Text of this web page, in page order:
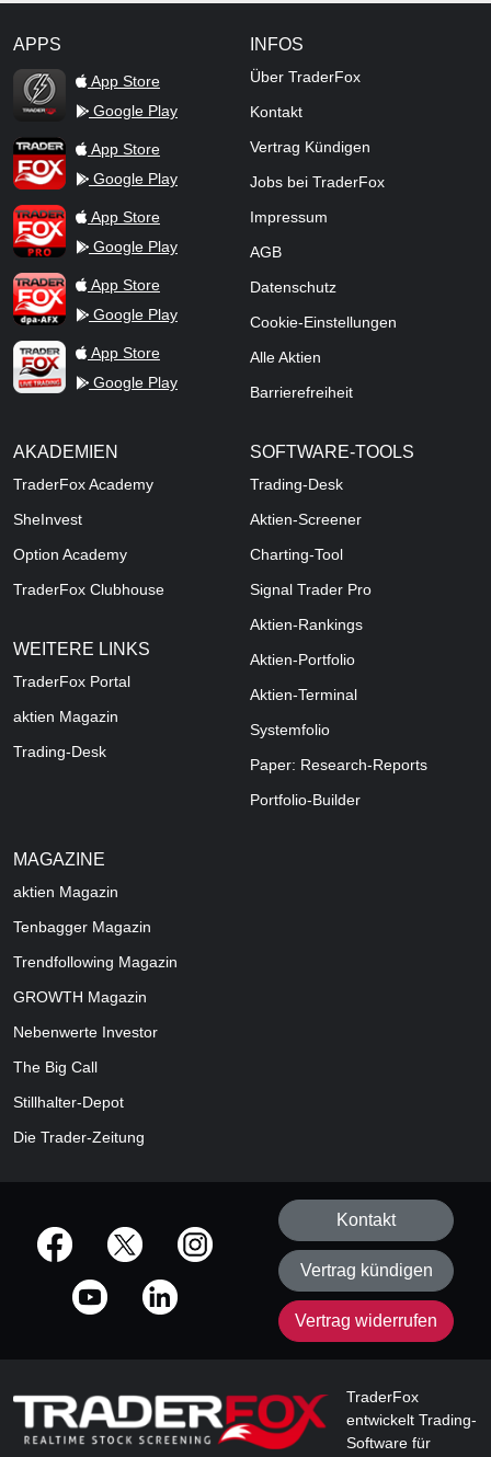
APPS
TraderFox Flash
App Store
Google Play
TraderFox AppApp Store
Google Play
TraderFox ProApp Store
Google Play
TraderFox dpa-AFX ProFeed
App Store
Google Play
TraderFox Live Trading
App Store
Google Play
INFOS
Über TraderFox
Kontakt
Vertrag Kündigen
Jobs bei TraderFox
Impressum
AGB
Datenschutz
Cookie-Einstellungen
Alle Aktien
Barrierefreiheit
AKADEMIEN
TraderFox Academy
SheInvest
Option Academy
TraderFox Clubhouse
WEITERE LINKS
TraderFox Portal
aktien Magazin
Trading-Desk
SOFTWARE-TOOLS
Trading-Desk
Aktien-Screener
Charting-Tool
Signal Trader Pro
Aktien-Rankings
Aktien-Portfolio
Aktien-Terminal
Systemfolio
Paper: Research-Reports
Portfolio-Builder
MAGAZINE
aktien Magazin
Tenbagger Magazin
Trendfollowing Magazin
GROWTH Magazin
Nebenwerte Investor
The Big Call
Stillhalter-Depot
Die Trader-Zeitung
offizielle Social Media-Accounts
Kontakt
Vertrag kündigen
Vertrag widerrufen
TraderFox
entwickelt Trading-
Software für